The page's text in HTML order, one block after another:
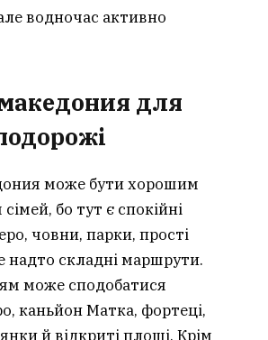
водночас активно
для
може бути хорошим
бо тут є спокійні
човни, парки, прості
надто складні маршрути.
може сподобатися
каньйон Матка, фортеці,
й відкриті площі. Крім